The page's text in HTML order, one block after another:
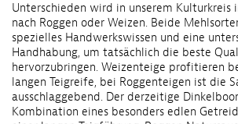
Unterschieden wird in unserem Kulturkreis
nach Roggen oder Weizen. Beide
spezielles Handwerkswissen und eine
Handhabung, um tatsächlich die beste
hervorzubringen. Weizenteige profitieren
langen Teigreife, bei Roggenteigen ist die
ausschlaggebend. Der derzeitige
Kombination eines besonders edlen